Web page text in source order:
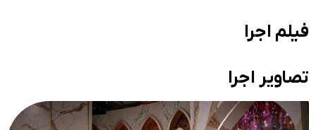
فیلم اجرا
تصاویر اجرا